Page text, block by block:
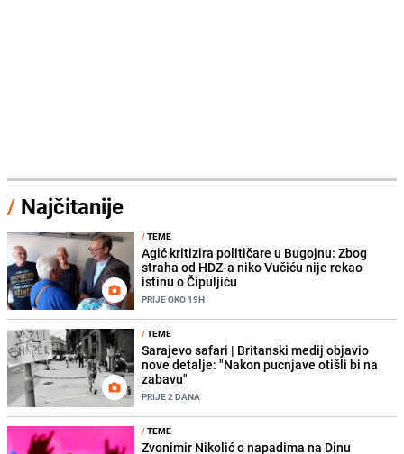
/ Najčitanije
/TEME
Agić kritizira političare u Bugojnu: Zbog
straha od HDZ-a niko Vučiću nije rekao
istinu o Čipuljiću
PRIJE OKO 19H
/TEME
Sarajevo safari | Britanski medij objavio
nove detalje: "Nakon pucnjave otišli bi na
zabavu"
PRIJE 2 DANA
/TEME
Zvonimir Nikolić o napadima na Dinu